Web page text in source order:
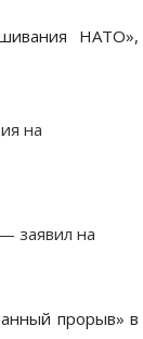
НАТО»,
на
заявил на
прорыв» в